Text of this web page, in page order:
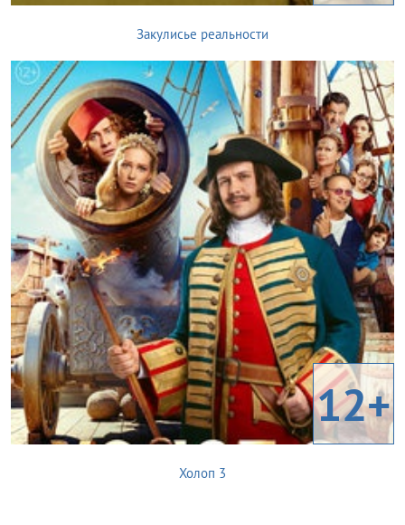
Закулисье реальности
12+
Холоп 3